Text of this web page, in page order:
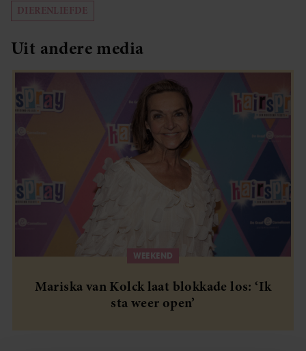
DIERENLIEFDE
Uit andere media
WEEKEND
Mariska van Kolck laat blokkade los: ‘Ik
sta weer open’